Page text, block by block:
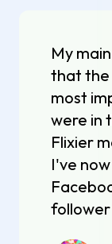
My
that the
most
were in
Flixier
I've